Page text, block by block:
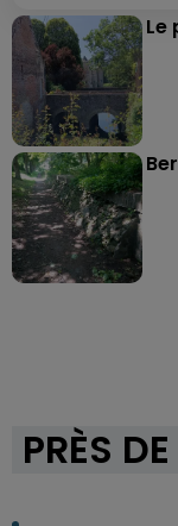
Le
PRÈS